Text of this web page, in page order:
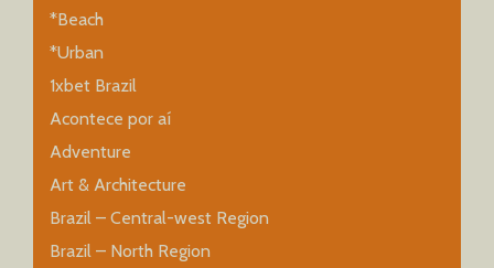
*Beach
*Urban
1xbet Brazil
Acontece por aí
Adventure
Art & Architecture
Brazil – Central-west Region
Brazil – North Region